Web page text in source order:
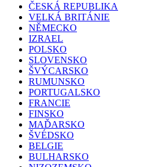
ČESKÁ REPUBLIKA
VELKÁ BRITÁNIE
NĚMECKO
IZRAEL
POLSKO
SLOVENSKO
ŠVÝCARSKO
RUMUNSKO
PORTUGALSKO
FRANCIE
FINSKO
MAĎARSKO
ŠVÉDSKO
BELGIE
BULHARSKO